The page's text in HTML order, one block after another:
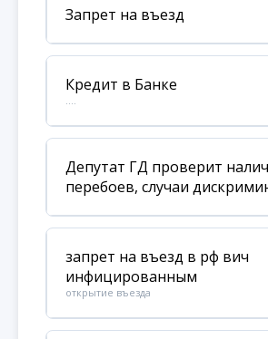
Запрет на въезд
Кредит в Банке
....
Депутат ГД проверит
перебоев, случаи
запрет на въезд в рф вич
инфицированным
открытие въезда